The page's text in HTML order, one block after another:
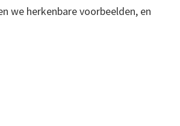
we herkenbare voorbeelden, en